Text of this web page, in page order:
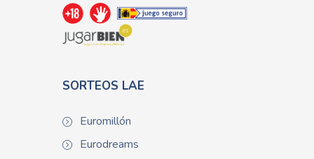
SORTEOS LAE
Euromillón
Eurodreams